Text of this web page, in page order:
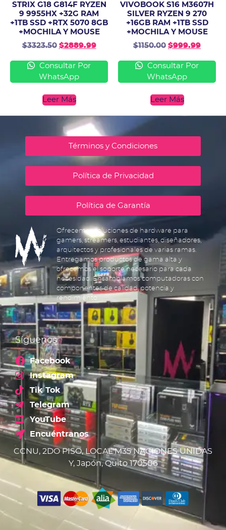
STRIX G18 G814F RYZEN
9 9955HX +32G RAM
+1TB SSD +RTX 5070 8GB
+MOCHILA Y MOUSE
$3323.50 $2889.99
Consultar Por
WhatsApp
Leer Más
VIVOBOOK S16 M3607H
SILVER RYZEN 9 270
+16GB RAM +1TB SSD
+MOCHILA Y MOUSE
$1150.00 $999.99
Consultar Por
WhatsApp
Leer Más
Términos y Condiciones
Política de Privacidad
Política de Garantía
Ofrecemos soluciones de hardware para
gamers, streamers, estudiantes, diseñadores,
arquitectos y profesionales de varias ramas.
Entregamos productos de gama alta y
ofrecemos el soporte necesario para cada
necesidad. Ensamblamos computadoras con
componentes de calidad, potencia y
rendimiento.
Síguenos
Facebook
Instagram
Tik Tok
Telegram
YouTube
Encuéntranos
CCNU, 2DO PISO, LOCAL M35 NACIONES UNIDAS
Y, Japón, Quito 170506